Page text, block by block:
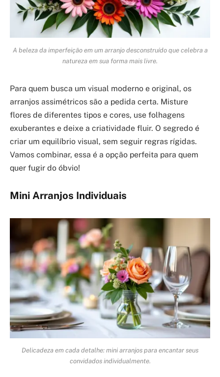
A beleza da imperfeição em um arranjo desconstruído que celebra a
natureza em sua forma mais livre.
Para quem busca um visual moderno e original, os
arranjos assimétricos são a pedida certa. Misture
flores de diferentes tipos e cores, use folhagens
exuberantes e deixe a criatividade fluir. O segredo é
criar um equilíbrio visual, sem seguir regras rígidas.
Vamos combinar, essa é a opção perfeita para quem
quer fugir do óbvio!
Mini Arranjos Individuais
Delicadeza em cada detalhe: mini arranjos para encantar seus
convidados individualmente.